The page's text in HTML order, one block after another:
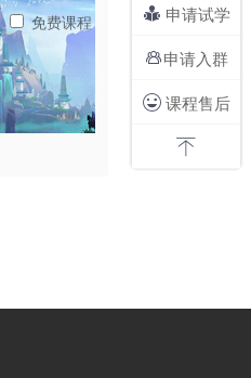
免费课程  申请试学
申请入群
课程售后
